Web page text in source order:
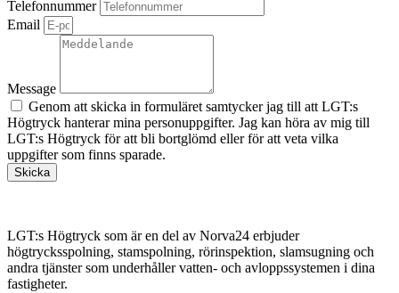
Telefonnummer
Email
Message
Genom att skicka in formuläret samtycker jag till att LGT:s
Högtryck hanterar mina personuppgifter. Jag kan höra av mig till
LGT:s Högtryck för att bli bortglömd eller för att veta vilka
uppgifter som finns sparade.
Skicka
LGT:s Högtryck som är en del av Norva24 erbjuder
högtrycksspolning, stamspolning, rörinspektion, slamsugning och
andra tjänster som underhåller vatten- och avloppssystemen i dina
fastigheter.